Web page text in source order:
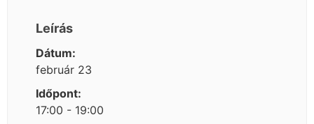
Leírás
Dátum:
február 23
Időpont:
17:00 - 19:00